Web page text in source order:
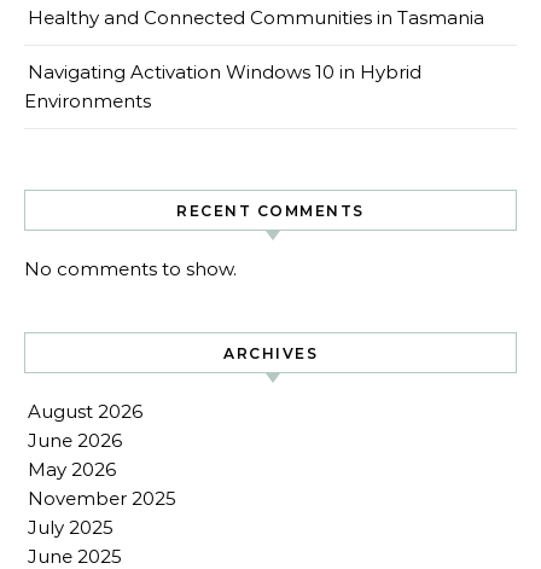
Healthy and Connected Communities in Tasmania
Navigating Activation Windows 10 in Hybrid
Environments
RECENT COMMENTS
No comments to show.
ARCHIVES
August 2026
June 2026
May 2026
November 2025
July 2025
June 2025